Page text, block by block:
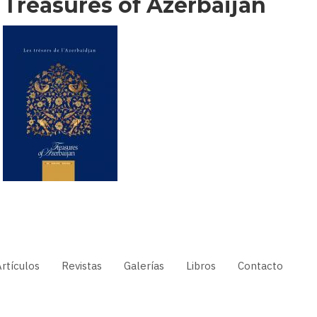
Treasures of Azerbaijan
Revistas Galerías Libros Contacto